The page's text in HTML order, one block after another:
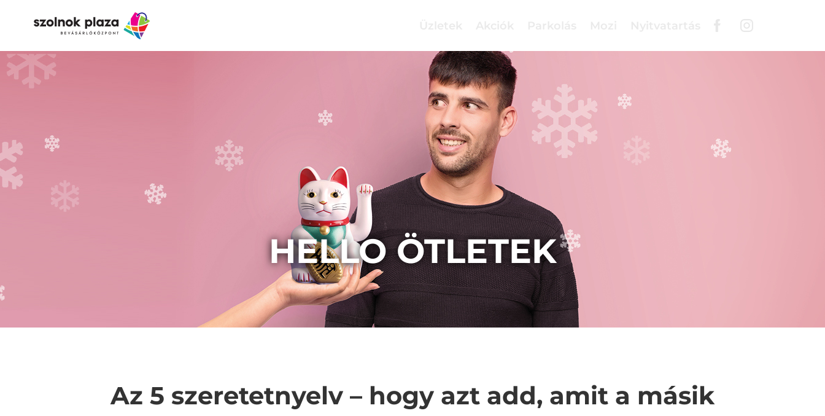
HELLO ÖTLETEK
Az 5 szeretetnyelv – hogy azt add, amit a másik